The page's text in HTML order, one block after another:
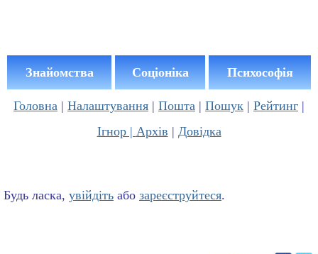
Знайомства Соціоніка Психософія
Головна | Налаштування | Пошта | Пошук | Рейтинг |
Ігнор | Архів | Довідка
Будь ласка, увійдіть або зареєструйтеся.